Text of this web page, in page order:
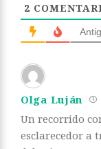
2
Olga Luján
Un recorrido
esclarecedor a